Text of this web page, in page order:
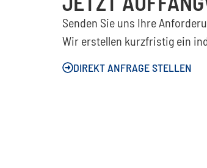
Senden Sie uns Ihre
Wir erstellen kurzfristig ein
DIREKT ANFRAGE STELLEN